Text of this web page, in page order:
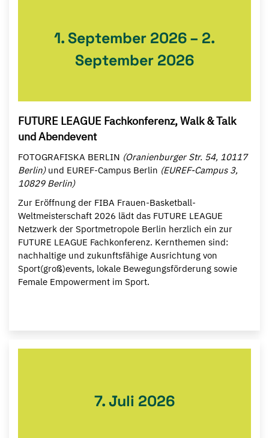
1. September 2026 – 2.
September 2026
FUTURE LEAGUE Fachkonferenz, Walk & Talk
und Abendevent
FOTOGRAFISKA BERLIN (Oranienburger Str. 54, 10117
Berlin)und EUREF-Campus Berlin (EUREF-Campus 3,
10829 Berlin)
Zur Eröffnung der FIBA Frauen-Basketball-
Weltmeisterschaft 2026 lädt das FUTURE LEAGUE
Netzwerk der Sportmetropole Berlin herzlich ein zur
FUTURE LEAGUE Fachkonferenz. Kernthemen sind:
nachhaltige und zukunftsfähige Ausrichtung von
Sport(groß)events, lokale Bewegungsförderung sowie
Female Empowerment im Sport.
7. Juli 2026